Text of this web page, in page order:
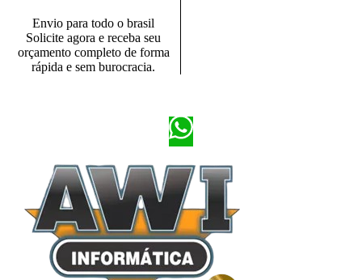
Envio para todo o brasil
Solicite agora e receba seu
orçamento completo de forma
rápida e sem burocracia.